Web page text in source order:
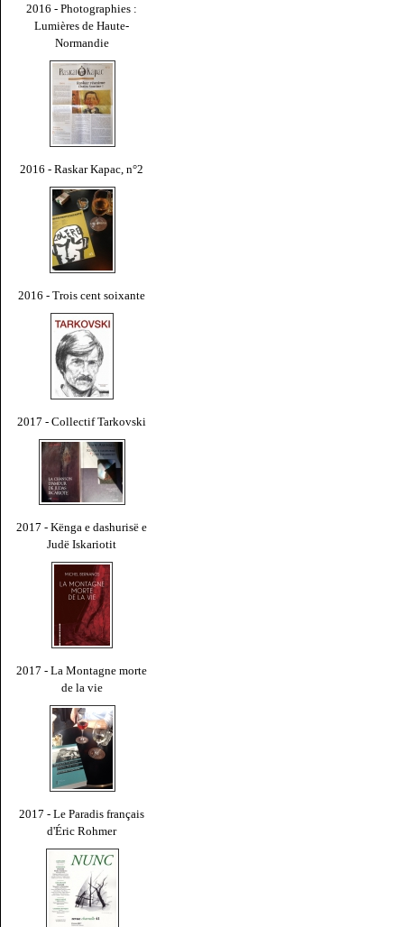
2016 - Photographies :
Lumières de Haute-
Normandie
2016 - Raskar Kapac, n°2
2016 - Trois cent soixante
2017 - Collectif Tarkovski
2017 - Kënga e dashurisë e
Judë Iskariotit
2017 - La Montagne morte
de la vie
2017 - Le Paradis français
d'Éric Rohmer